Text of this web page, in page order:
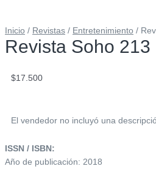
Inicio / Revistas / Entretenimiento /
Revista Soho
$17.500
El vendedor no incluyó una
ISSN / ISBN:
Año de publicación: 2018